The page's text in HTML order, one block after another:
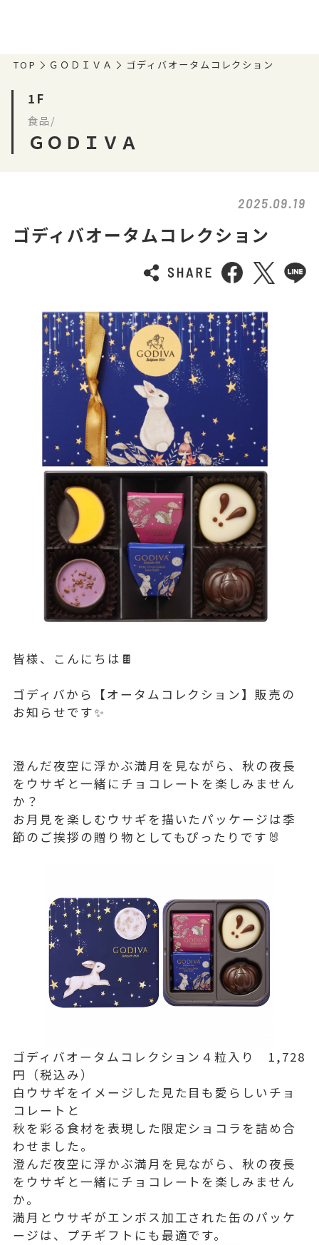
TOP ＧＯＤＩＶＡ ゴディバオータムコレクション
1F
食品/
ＧＯＤＩＶＡ
2025.09.19
ゴディバオータムコレクション
皆様、こんにちは🍫
ゴディバから【オータムコレクション】販売の
お知らせです✨
澄んだ夜空に浮かぶ満月を見ながら、秋の夜長
をウサギと一緒にチョコレートを楽しみません
か？
お月見を楽しむウサギを描いたパッケージは季
節のご挨拶の贈り物としてもぴったりです🐰
ゴディバオータムコレクション４粒入り 1,728
円（税込み）
白ウサギをイメージした見た目も愛らしいチョ
コレートと
秋を彩る食材を表現した限定ショコラを詰め合
わせました。
澄んだ夜空に浮かぶ満月を見ながら、秋の夜長
をウサギと一緒にチョコレートを楽しみません
か。
満月とウサギがエンボス加工された缶のパッケ
ージは、プチギフトにも最適です。